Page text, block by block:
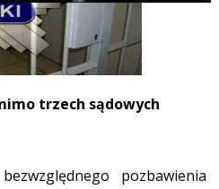
trzech sądowych
pozbawienia